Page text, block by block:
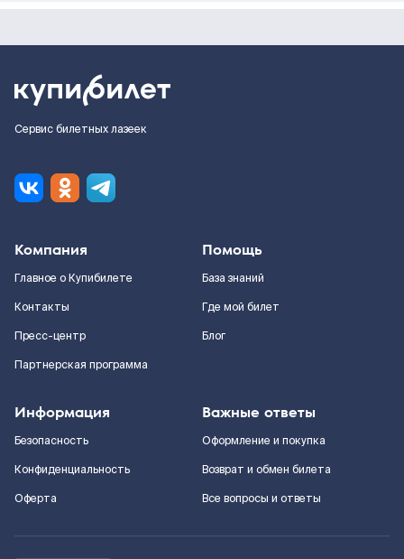
Сервис билетных лазеек
Компания
Главное о Купибилете
Контакты
Пресс-центр
Партнерская программа
Помощь
База знаний
Где мой билет
Блог
Информация
Безопасность
Конфиденциальность
Оферта
Важные ответы
Оформление и покупка
Возврат и обмен билета
Все вопросы и ответы